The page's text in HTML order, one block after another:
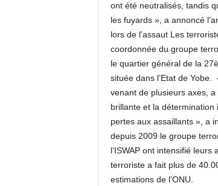
ont été neutralisés, tandis
les fuyards », a annoncé
lors de l’assaut Les
coordonnée du groupe
le quartier général de la
située dans l’Etat de
venant de plusieurs axes,
brillante et la
pertes aux assaillants », a
depuis 2009 le groupe
l’ISWAP ont intensifié
terroriste a fait plus de
estimations de l’ONU.